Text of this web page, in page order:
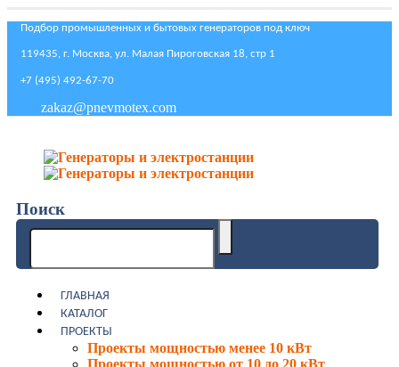
Подбор промышленных и бытовых генераторов под ключ
119435, г. Москва, ул. Малая Пироговская 18, стр 1
+7 (495) 492-67-70
zakaz@pnevmotex.com
Поиск
ГЛАВНАЯ
КАТАЛОГ
ПРОЕКТЫ
Проекты мощностью менее 10 кВт
Проекты мощностью от 10 до 20 кВт